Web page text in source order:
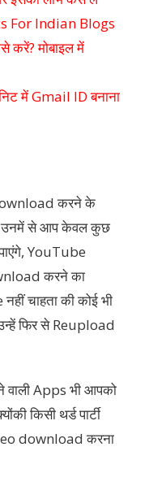
For Indian Blogs
मोबाइल में
में Gmail ID बनाना
करने के
उनमें से आप केवल कुछ
YouTube
करने का
चाहता की कोई भी
फिर से Reupload
Apps भी आपको
किसी थर्ड पार्टी
download करना